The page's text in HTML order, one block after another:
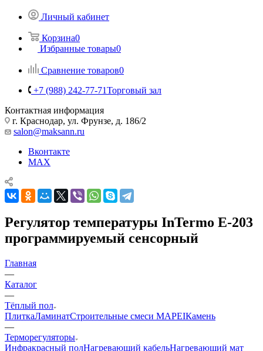
Личный кабинет
Корзина0
Избранные товары0
Сравнение товаров0
+7 (988) 242-77-71Торговый зал
Контактная информация
г. Краснодар, ул. Фрунзе, д. 186/2
salon@maksann.ru
Вконтакте
MAX
Регулятор температуры InTermo Е-203
программируемый сенсорный
Главная
—
Каталог
—
Тёплый пол
ПлиткаЛаминатСтроительные смеси MAPEIКамень
—
Терморегуляторы
Инфракрасный полНагревающий кабельНагревающий мат